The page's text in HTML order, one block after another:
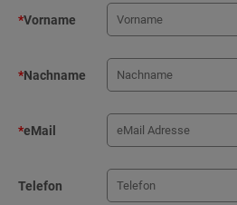
*Vorname
*Nachname
*eMail
Telefon